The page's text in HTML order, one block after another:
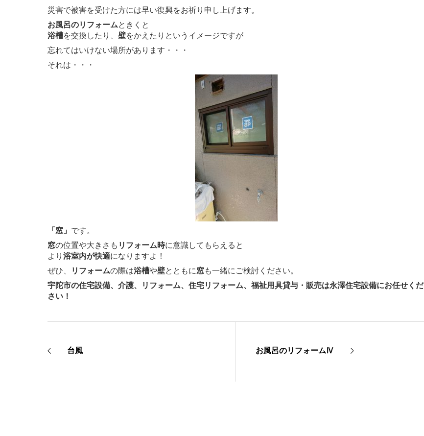
災害で被害を受けた方には早い復興をお祈り申し上げます。
お風呂のリフォームときくと
浴槽を交換したり、 壁をかえたりというイメージですが
忘れてはいけない場所があります・・・
それは・・・
「窓」 です。
窓の位置や大きさも リフォーム時に意識してもらえると
より 浴室内が快適になりますよ！
ぜひ、
リフォームの際は浴槽や壁とともに窓も一緒にご検討ください。
宇陀市の住宅設備、介護、リフォーム、住宅リフォーム、福祉用具貸与・販売は永澤住宅設備にお任せくだ
さい！
台風 お風呂のリフォームⅣ